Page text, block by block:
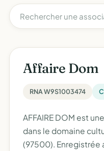
Affaire Dom
RNA W9S1003474
AFFAIRE DOM est
dans le domaine
(97500). Enregistrée